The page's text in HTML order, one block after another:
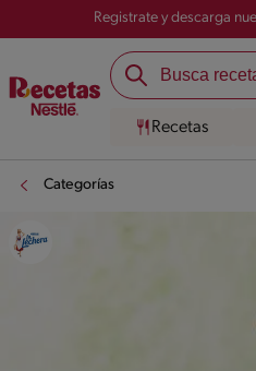
Registrate y descarga
Recetas
Categorías